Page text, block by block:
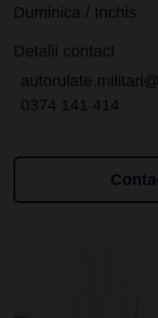
Duminica / Inchis
Detalii contact
0374 141 414